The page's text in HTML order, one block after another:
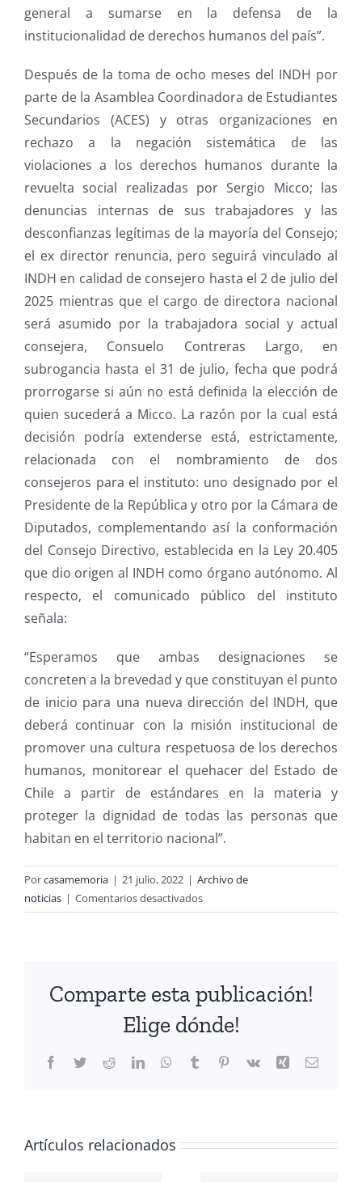
general a sumarse en la defensa de la
institucionalidad de derechos humanos del país”.
Después de la toma de ocho meses del INDH por
parte de la Asamblea Coordinadora de Estudiantes
Secundarios (ACES) y otras organizaciones en
rechazo a la negación sistemática de las
violaciones a los derechos humanos durante la
revuelta social realizadas por Sergio Micco; las
denuncias internas de sus trabajadores y las
desconfianzas legítimas de la mayoría del Consejo;
el ex director renuncia, pero seguirá vinculado al
INDH en calidad de consejero hasta el 2 de julio del
2025 mientras que el cargo de directora nacional
será asumido por la trabajadora social y actual
consejera, Consuelo Contreras Largo, en
subrogancia hasta el 31 de julio, fecha que podrá
prorrogarse si aún no está definida la elección de
quien sucederá a Micco. La razón por la cual está
decisión podría extenderse está, estrictamente,
relacionada con el nombramiento de dos
consejeros para el instituto: uno designado por el
Presidente de la República y otro por la Cámara de
Diputados, complementando así la conformación
del Consejo Directivo, establecida en la Ley 20.405
que dio origen al INDH como órgano autónomo. Al
respecto, el comunicado público del instituto
señala:
“Esperamos que ambas designaciones se
concreten a la brevedad y que constituyan el punto
de inicio para una nueva dirección del INDH, que
deberá continuar con la misión institucional de
promover una cultura respetuosa de los derechos
humanos, monitorear el quehacer del Estado de
Chile a partir de estándares en la materia y
proteger la dignidad de todas las personas que
habitan en el territorio nacional”.
Porcasamemoria | 21 julio, 2022 | Archivo de
noticias | Comentarios desactivadosen
Sergio
la
del
Nacional
(INDH)
Comparte esta publicación!
Elige dónde!
Facebook
TwitterRedditLinkedInWhatsApp
TumblrPinterest
Vk Xing Correo
Artículos relacionados